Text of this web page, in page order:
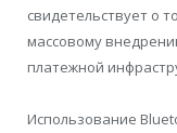
свидетельствует о
массовому
платежной
Использование